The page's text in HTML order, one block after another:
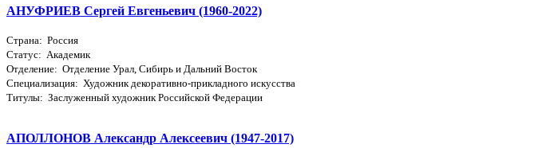
АНУФРИЕВ Сергей Евгеньевич (1960-2022)
Страна: Россия
Статус: Академик
Отделение: Отделение Урал, Сибирь и Дальний Восток
Специализация: Художник декоративно-прикладного искусства
Титулы: Заслуженный художник Российской Федерации
АПОЛЛОНОВ Александр Алексеевич (1947-2017)